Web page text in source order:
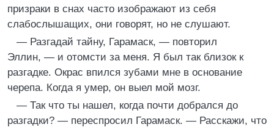
призраки в снах часто изображают из себя
слабослышащих, они говорят, но не слушают.
— Разгадай тайну, Гарамаск, — повторил
Эллин, — и отомсти за меня. Я был так близок к
разгадке. Окрас впился зубами мне в основание
черепа. Когда я умер, он выел мой мозг.
— Так что ты нашел, когда почти добрался до
разгадки? — переспросил Гарамаск. — Расскажи, что